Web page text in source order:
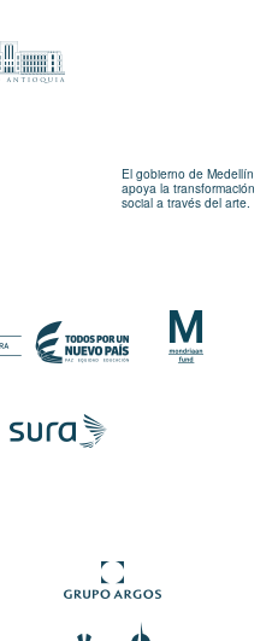
El gobierno de Medellín
apoya la transformación
social a través del arte.